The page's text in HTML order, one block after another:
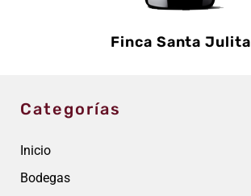
Finca Santa Julita
Categorías
Inicio
Bodegas